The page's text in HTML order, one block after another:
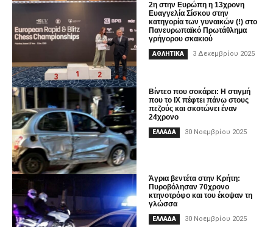
2η στην Ευρώπη η 13χρονη
Ευαγγελία Σίσκου στην
κατηγορία των γυναικών (!) στο
Πανευρωπαϊκό Πρωτάθλημα
γρήγορου σκακιού
ΑΘΛΗΤΙΚΑ 3 Δεκεμβρίου 2025
Βίντεο που σοκάρει: Η στιγμή
που το IX πέφτει πάνω στους
πεζούς και σκοτώνει έναν
24χρονο
ΕΛΛΑΔΑ 30 Νοεμβρίου 2025
Άγρια βεντέτα στην Κρήτη:
Πυροβόλησαν 70χρονο
κτηνοτρόφο και του έκοψαν τη
γλώσσα
ΕΛΛΑΔΑ 30 Νοεμβρίου 2025